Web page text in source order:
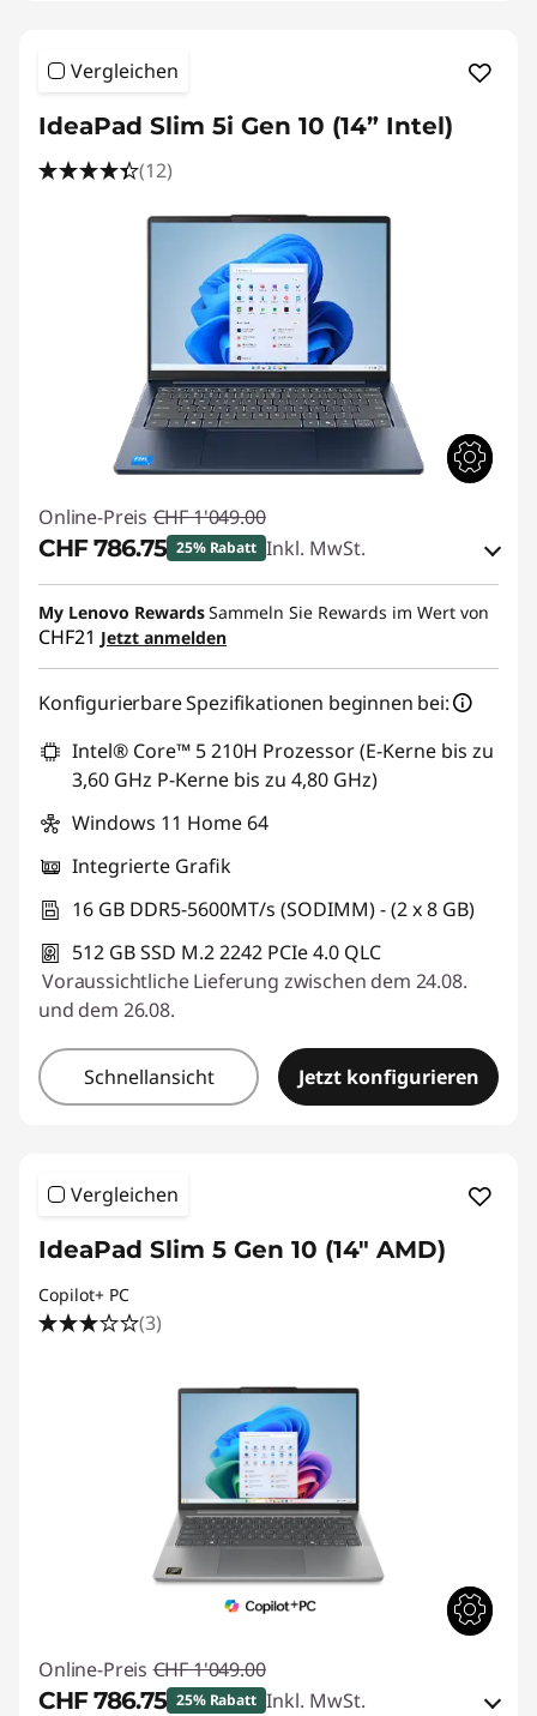
Vergleichen
IdeaPad Slim 5i Gen 10 (14” Intel)
(12)
Online-Preis CHF 1'049.00
CHF 786.75 25% Rabatt Inkl. MwSt.
eCoupon-Rabatt :-CHF 262.25
eCoupon :SALES
My Lenovo RewardsSammeln Sie Rewards im Wert von
CHF21 Jetzt anmelden
Konfigurierbare Spezifikationen beginnen bei:
Intel® Core™ 5 210H Prozessor (E-Kerne bis zu
3,60 GHz P-Kerne bis zu 4,80 GHz)
Windows 11 Home 64
Integrierte Grafik
16 GB DDR5-5600MT/s (SODIMM) - (2 x 8 GB)
512 GB SSD M.2 2242 PCIe 4.0 QLC
Voraussichtliche Lieferung zwischen dem 24.08.
und dem 26.08.
Schnellansicht Jetzt konfigurieren
Vergleichen
IdeaPad Slim 5 Gen 10 (14" AMD)
Copilot+ PC
(3)
Online-Preis CHF 1'049.00
CHF 786.75 25% Rabatt Inkl. MwSt.